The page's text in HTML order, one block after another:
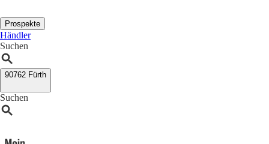
Prospekte
Händler
Suchen
90762 Fürth
Suchen